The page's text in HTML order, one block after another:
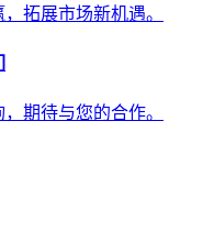
拓展市场新机遇。
期待与您的合作。